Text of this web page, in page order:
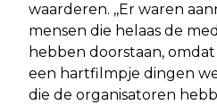
waarderen. ,,Er waren
mensen die helaas de
hebben doorstaan,
een hartfilmpje dingen
die de organisatoren